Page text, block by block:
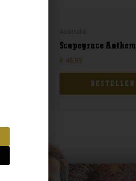
Scapegrace Anthem
€ 46,99
BESTELLEN